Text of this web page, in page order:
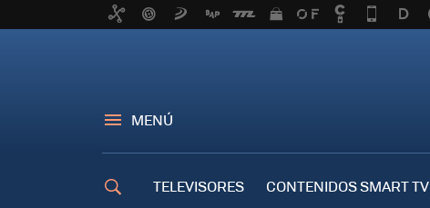
MENÚ
TELEVISORES CONTENIDOS SMART TV